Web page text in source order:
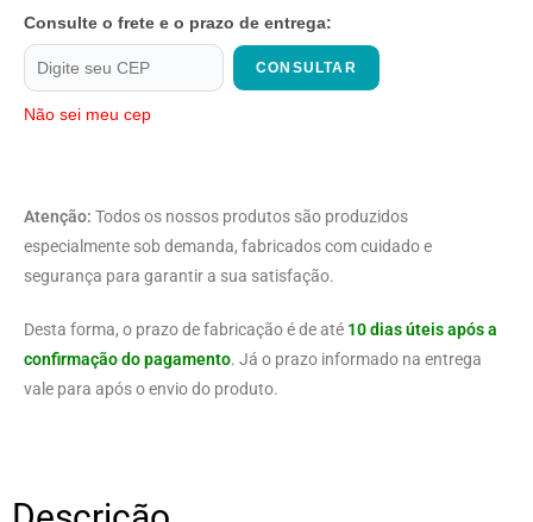
Consulte o frete e o prazo de entrega:
CONSULTAR
Não sei meu cep
Atenção: Todos os nossos produtos são produzidos
especialmente sob demanda, fabricados com cuidado e
segurança para garantir a sua satisfação.
Desta forma, o prazo de fabricação é de até 10 dias úteis após a
confirmação do pagamento. Já o prazo informado na entrega
vale para após o envio do produto.